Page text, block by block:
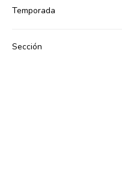
Temporada
Sección